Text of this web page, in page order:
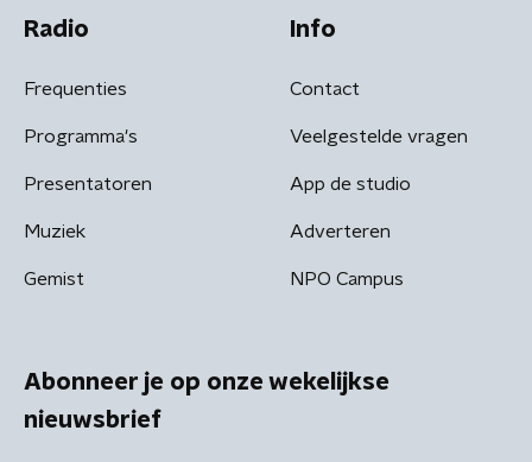
Radio
Frequenties
Programma's
Presentatoren
Muziek
Gemist
Info
Contact
Veelgestelde vragen
App de studio
Adverteren
NPO Campus
Abonneer je op onze wekelijkse
nieuwsbrief